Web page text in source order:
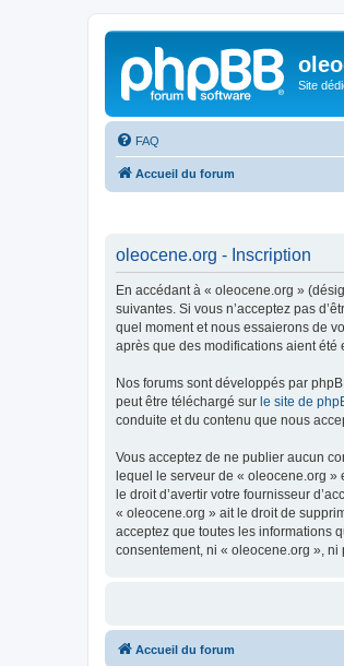
Site
FAQ
Accueil du forum
oleocene.org - Inscription
En accédant à « oleocene.org »
suivantes. Si vous n’acceptez pas
quel moment et nous essaierons de
après que des modifications aient été
Nos forums sont développés par
peut être téléchargé sur le site de
conduite et du contenu que nous
Vous acceptez de ne publier aucun
lequel le serveur de « oleocene.org
le droit d’avertir votre fournisseur
« oleocene.org » ait le droit de
acceptez que toutes les informations
consentement, ni « oleocene.org »,
Accueil du forum